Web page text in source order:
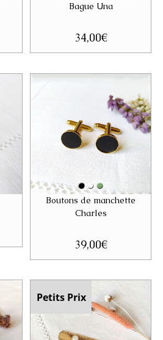
Bague Una
34,00€
Boutons de manchette
Charles
39,00€
Petits Prix